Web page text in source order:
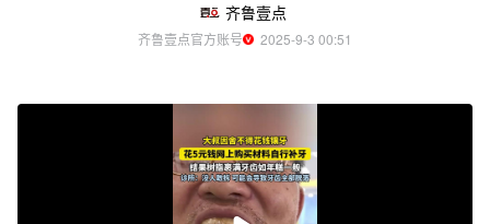
齐鲁壹点
齐鲁壹点官方账号
  2025-9-3 00:51